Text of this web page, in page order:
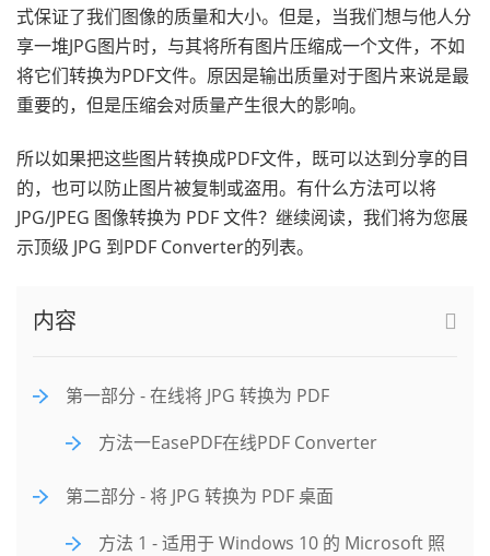
式保证了我们图像的质量和大小。但是，当我们想与他人分
享一堆JPG图片时，与其将所有图片压缩成一个文件，不如
将它们转换为PDF文件。原因是输出质量对于图片来说是最
重要的，但是压缩会对质量产生很大的影响。
所以如果把这些图片转换成PDF文件，既可以达到分享的目
的，也可以防止图片被复制或盗用。有什么方法可以将
JPG/JPEG 图像转换为 PDF 文件？继续阅读，我们将为您展
示顶级 JPG 到PDF Converter的列表。
内容
第一部分 - 在线将 JPG 转换为 PDF
方法一EasePDF在线PDF Converter
第二部分 - 将 JPG 转换为 PDF 桌面
方法 1 - 适用于 Windows 10 的 Microsoft 照